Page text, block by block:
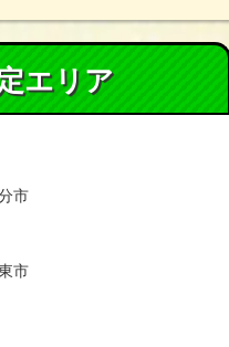
エリア
市
市